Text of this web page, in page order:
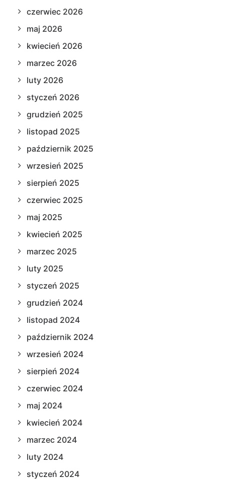
czerwiec 2026
maj 2026
kwiecień 2026
marzec 2026
luty 2026
styczeń 2026
grudzień 2025
listopad 2025
październik 2025
wrzesień 2025
sierpień 2025
czerwiec 2025
maj 2025
kwiecień 2025
marzec 2025
luty 2025
styczeń 2025
grudzień 2024
listopad 2024
październik 2024
wrzesień 2024
sierpień 2024
czerwiec 2024
maj 2024
kwiecień 2024
marzec 2024
luty 2024
styczeń 2024